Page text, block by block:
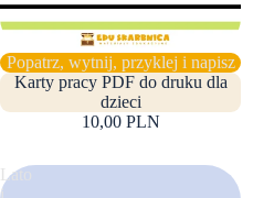
Popatrz, wytnij, przyklej i napisz
Karty pracy PDF do druku dla
dzieci
10,00 PLN
Lato